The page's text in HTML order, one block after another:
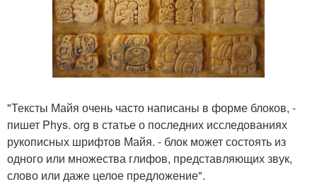
"Тексты Майя очень часто написаны в форме блоков, -
пишет Phys. org в статье о последних исследованиях
рукописных шрифтов Майя. - блок может состоять из
одного или множества глифов, представляющих звук,
слово или даже целое предложение".